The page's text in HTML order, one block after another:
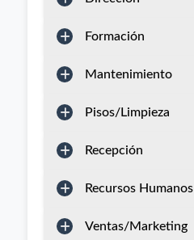
Formación
Mantenimiento
Pisos/Limpieza
Recepción
Recursos Humanos
Ventas/Marketing